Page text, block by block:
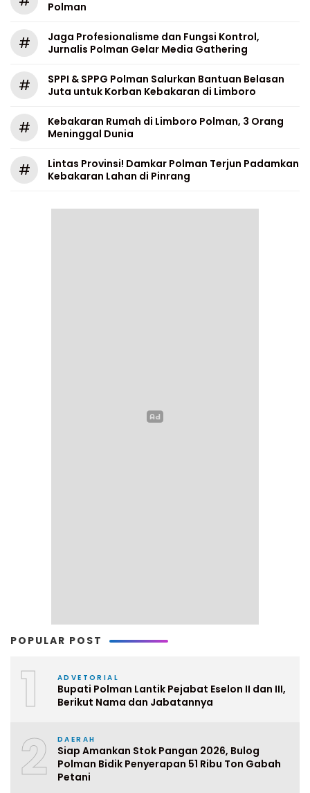
Polman
#
Jaga Profesionalisme dan Fungsi Kontrol,
Jurnalis Polman Gelar Media Gathering
#
SPPI & SPPG Polman Salurkan Bantuan Belasan
Juta untuk Korban Kebakaran di Limboro
#
Kebakaran Rumah di Limboro Polman, 3 Orang
Meninggal Dunia
#
Lintas Provinsi! Damkar Polman Terjun Padamkan
Kebakaran Lahan di Pinrang
POPULAR POST
1 ADVETORIAL
Bupati Polman Lantik Pejabat Eselon II dan III,
Berikut Nama dan Jabatannya
2 DAERAH
Siap Amankan Stok Pangan 2026, Bulog
Polman Bidik Penyerapan 51 Ribu Ton Gabah
Petani